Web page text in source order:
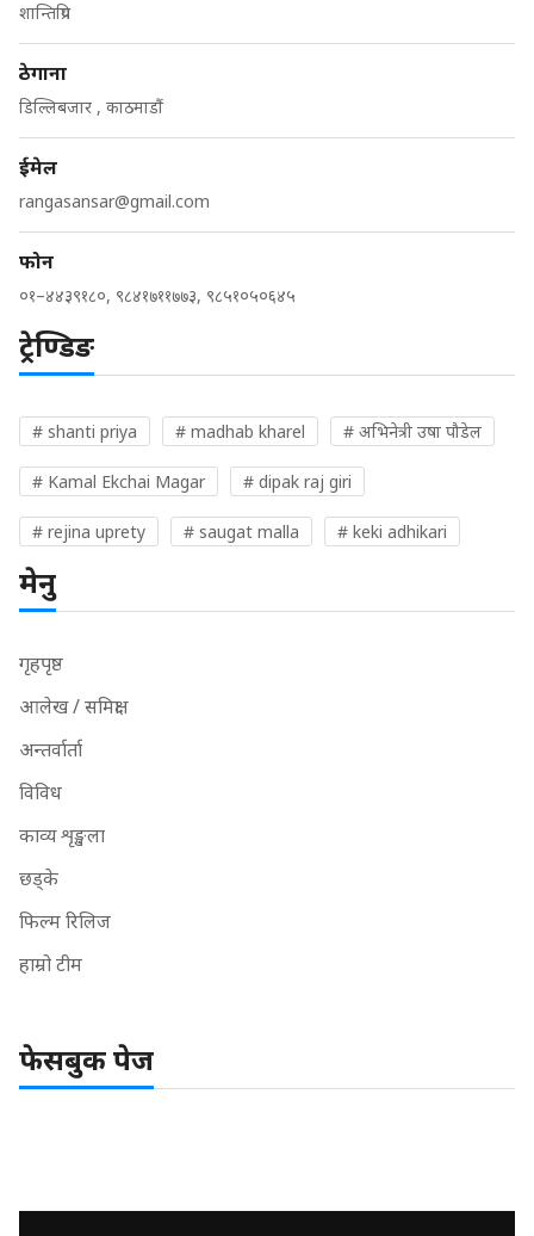
शान्तिप्रिय
ठेगाना
डिल्लिबजार , काठमाडौं
ईमेल
rangasansar@gmail.com
फोन
०१–४४३९१८०, ९८४१७११७७३, ९८५१०५०६४५
ट्रेण्डिङ
# shanti priya # madhab kharel # अभिनेत्री उषा पौडेल
# Kamal Ekchai Magar # dipak raj giri
# rejina uprety # saugat malla # keki adhikari
मेनु
गृहपृष्ठ
आलेख / समिक्षा
अन्तर्वार्ता
विविध
काव्य शृङ्खला
छड्के
फिल्म रिलिज
हाम्रो टीम
फेसबुक पेज